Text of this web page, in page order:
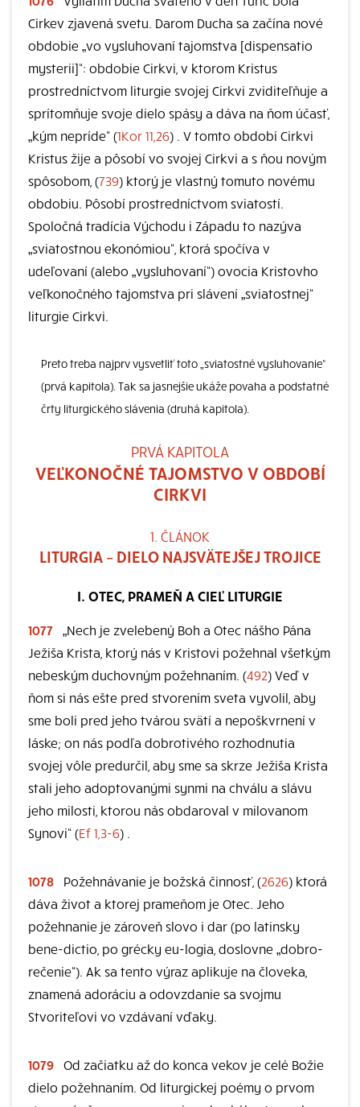
Cirkev zjavená svetu. Darom Ducha sa začína nové
obdobie „vo vysluhovaní tajomstva [dispensatio
mysterii]“: obdobie Cirkvi, v ktorom Kristus
prostredníctvom liturgie svojej Cirkvi zviditeľňuje a
sprítomňuje svoje dielo spásy a dáva na ňom účasť,
„kým nepríde“ (1Kor 11,26) . V tomto období Cirkvi
Kristus žije a pôsobí vo svojej Cirkvi a s ňou novým
spôsobom, (739) ktorý je vlastný tomuto novému
obdobiu. Pôsobí prostredníctvom sviatostí.
Spoločná tradícia Východu i Západu to nazýva
„sviatostnou ekonómiou“, ktorá spočíva v
udeľovaní (alebo „vysluhovaní“) ovocia Kristovho
veľkonočného tajomstva pri slávení „sviatostnej“
liturgie Cirkvi.
Preto treba najprv vysvetliť toto „sviatostné vysluhovanie“
(prvá kapitola). Tak sa jasnejšie ukáže povaha a podstatné
črty liturgického slávenia (druhá kapitola).
PRVÁ KAPITOLA
VEĽKONOČNÉ TAJOMSTVO V OBDOBÍ
CIRKVI
1. ČLÁNOK
LITURGIA – DIELO NAJSVÄTEJŠEJ TROJICE
I. OTEC, PRAMEŇ A CIEĽ LITURGIE
1077 „Nech je zvelebený Boh a Otec nášho Pána
Ježiša Krista, ktorý nás v Kristovi požehnal všetkým
nebeským duchovným požehnaním. (492) Veď v
ňom si nás ešte pred stvorením sveta vyvolil, aby
sme boli pred jeho tvárou svätí a nepoškvrnení v
láske; on nás podľa dobrotivého rozhodnutia
svojej vôle predurčil, aby sme sa skrze Ježiša Krista
stali jeho adoptovanými synmi na chválu a slávu
jeho milosti, ktorou nás obdaroval v milovanom
Synovi“ (Ef 1,3-6) .
1078 Požehnávanie je božská činnosť, (2626) ktorá
dáva život a ktorej prameňom je Otec. Jeho
požehnanie je zároveň slovo i dar (po latinsky
bene-dictio, po grécky eu-logia, doslovne „dobro-
rečenie“). Ak sa tento výraz aplikuje na človeka,
znamená adoráciu a odovzdanie sa svojmu
Stvoriteľovi vo vzdávaní vďaky.
1079 Od začiatku až do konca vekov je celé Božie
dielo požehnaním. Od liturgickej poémy o prvom